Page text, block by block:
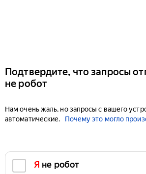
Подтвердите, что запросы
не робот
Нам очень жаль, но запросы с вашего
автоматические.
Почему это могло
Я не робот